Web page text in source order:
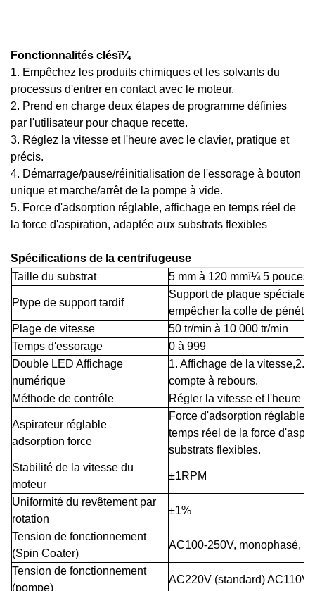
Fonctionnalités clésï¼
1. Empêchez les produits chimiques et les solvants du
processus d'entrer en contact avec le moteur.
2. Prend en charge deux étapes de programme définies
par l'utilisateur pour chaque recette.
3. Réglez la vitesse et l'heure avec le clavier, pratique et
précis.
4. Démarrage/pause/réinitialisation de l'essorage à bouton
unique et marche/arrêt de la pompe à vide.
5. Force d'adsorption réglable, affichage en temps réel de
la force d'aspiration, adaptée aux substrats flexibles
Spécifications de la centrifugeuse
Taille du substrat
5 mm à 120 mmï¼ 5
Ptype de support tardif
Support de plaque
empêcher la colle de
Plage de vitesse
50 tr/min à 10 000 tr/min
Temps d'essorage
0 à 999
Double LED Affichage
numérique
1. Affichage de la vitesse,2.
compte à rebours.
Méthode de contrôle
Régler la vitesse et l'heure
Aspirateur réglable
adsorption force
Force d'adsorption réglable,
temps réel de la force
substrats flexibles.
Stabilité de la vitesse du
moteur
±1RPM
Uniformité du revêtement par
rotation
±1%
Tension de fonctionnement
(Spin Coater)
AC100-250V, monophasé,
Tension de fonctionnement
(pompe)
AC220V (standard) AC110V